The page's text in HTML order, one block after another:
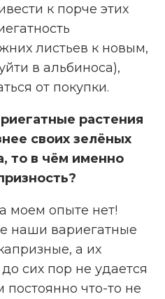
к порче этих
листьев к новым,
в альбиноса),
от покупки.
растения
своих зелёных
то в чём именно
моем опыте нет!
наши вариегатные
а их
сих пор не удается
постоянно что-то не